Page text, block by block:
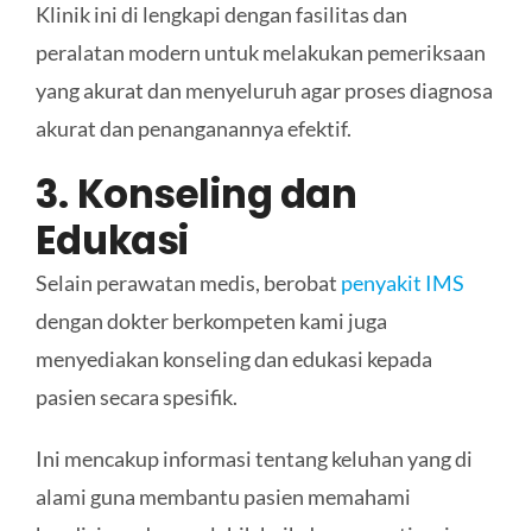
Klinik ini di lengkapi dengan fasilitas dan
peralatan modern untuk melakukan pemeriksaan
yang akurat dan menyeluruh agar proses diagnosa
akurat dan penanganannya efektif.
3. Konseling dan
Edukasi
Selain perawatan medis, berobat penyakit IMS
dengan dokter berkompeten kami juga
menyediakan konseling dan edukasi kepada
pasien secara spesifik.
Ini mencakup informasi tentang keluhan yang di
alami guna membantu pasien memahami